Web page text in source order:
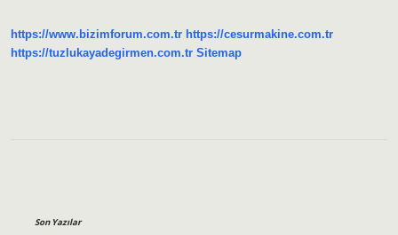
https://www.bizimforum.com.tr https://cesurmakine.com.tr
https://tuzlukayadegirmen.com.tr Sitemap
Son Yazılar